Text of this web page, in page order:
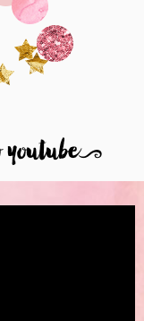
youtube9